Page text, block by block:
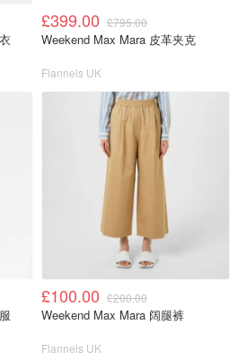
£399.00 £795.00
Weekend Max Mara 皮革夹克
Flannels UK
£100.00 £200.00
Weekend Max Mara 阔腿裤
Flannels UK